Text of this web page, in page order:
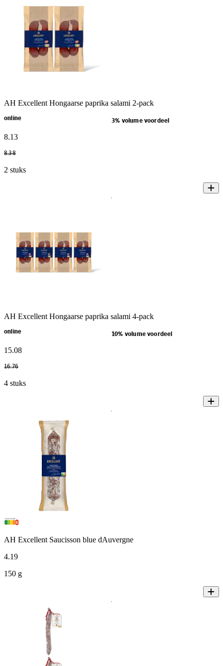
AH Excellent Hongaarse paprika salami 2-pack
online 3% volume voordeel
8.13
8.38
2 stuks
AH Excellent Hongaarse paprika salami 4-pack
online 10% volume voordeel
15.08
16.76
4 stuks
AH Excellent Saucisson blue dAuvergne
4.19
150 g